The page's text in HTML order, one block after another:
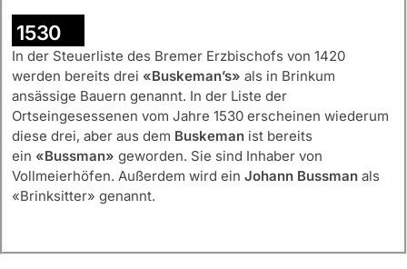
1530
In der Steuerliste des Bremer Erzbischofs von 1420
werden bereits drei «Buskeman’s» als in Brinkum
ansässige Bauern genannt. In der Liste der
Ortseingesessenen vom Jahre 1530 erscheinen wiederum
diese drei, aber aus dem Buskeman ist bereits
ein «Bussman» geworden. Sie sind Inhaber von
Vollmeierhöfen. Außerdem wird ein Johann Bussman als
«Brinksitter» genannt.